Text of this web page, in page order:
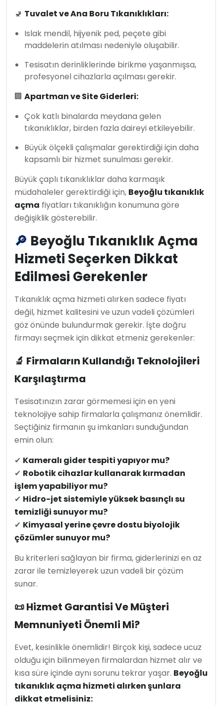
🚽 Tuvalet ve Ana Boru Tıkanıklıkları:
Islak mendil, hijyenik ped, peçete gibi
maddelerin atılması nedeniyle oluşabilir.
Tesisatın derinliklerinde birikme yaşanmışsa,
profesyonel cihazlarla açılması gerekir.
🏢 Apartman ve Site Giderleri:
Çok katlı binalarda meydana gelen
tıkanıklıklar, birden fazla daireyi etkileyebilir.
Büyük ölçekli çalışmalar gerektirdiği için daha
kapsamlı bir hizmet sunulması gerekir.
Büyük çaplı tıkanıklıklar daha karmaşık
müdahaleler gerektirdiği için, Beyoğlu tıkanıklık
açma fiyatları tıkanıklığın konumuna göre
değişiklik gösterebilir.
🔎 Beyoğlu Tıkanıklık Açma
Hizmeti Seçerken Dikkat
Edilmesi Gerekenler
Tıkanıklık açma hizmeti alırken sadece fiyatı
değil, hizmet kalitesini ve uzun vadeli çözümleri
göz önünde bulundurmak gerekir. İşte doğru
firmayı seçmek için dikkat etmeniz gerekenler:
🔬 Firmaların Kullandığı Teknolojileri
Karşılaştırma
Tesisatınızın zarar görmemesi için en yeni
teknolojiye sahip firmalarla çalışmanız önemlidir.
Seçtiğiniz firmanın şu imkanları sunduğundan
emin olun:
✔ Kameralı gider tespiti yapıyor mu?
✔ Robotik cihazlar kullanarak kırmadan
işlem yapabiliyor mu?
✔ Hidro-jet sistemiyle yüksek basınçlı su
temizliği sunuyor mu?
✔ Kimyasal yerine çevre dostu biyolojik
çözümler sunuyor mu?
Bu kriterleri sağlayan bir firma, giderlerinizi en az
zarar ile temizleyerek uzun vadeli bir çözüm
sunar.
📜 Hizmet Garantisi Ve Müşteri
Memnuniyeti Önemli Mi?
Evet, kesinlikle önemlidir! Birçok kişi, sadece ucuz
olduğu için bilinmeyen firmalardan hizmet alır ve
kısa süre içinde aynı sorunu tekrar yaşar. Beyoğlu
tıkanıklık açma hizmeti alırken şunlara
dikkat etmelisiniz: